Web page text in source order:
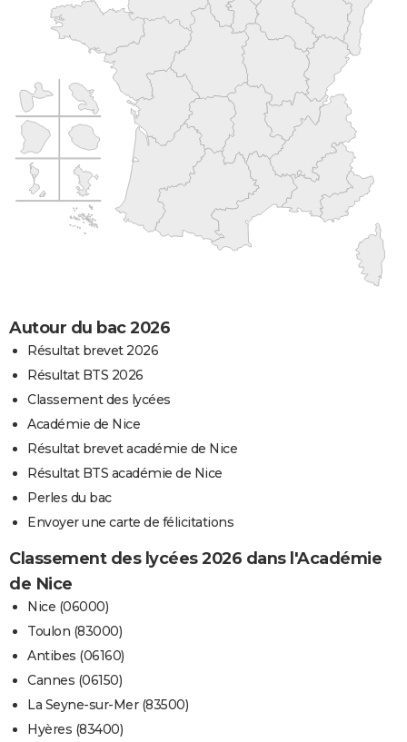
Autour du bac 2026
Résultat brevet 2026
Résultat BTS 2026
Classement des lycées
Académie de Nice
Résultat brevet académie de Nice
Résultat BTS académie de Nice
Perles du bac
Envoyer une carte de félicitations
Classement des lycées 2026 dans l'Académie
de Nice
Nice (06000)
Toulon (83000)
Antibes (06160)
Cannes (06150)
La Seyne-sur-Mer (83500)
Hyères (83400)